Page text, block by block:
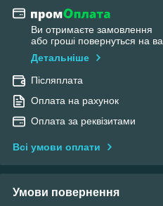
Ви отримаєте замовлення
або гроші повернуться на
Детальніше
Післяплата
Оплата на рахунок
Оплата за реквізитами
Всі умови оплати
Умови повернення